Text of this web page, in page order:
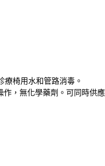
療椅用水和管路消毒。
作，無化學藥劑。可同時供應